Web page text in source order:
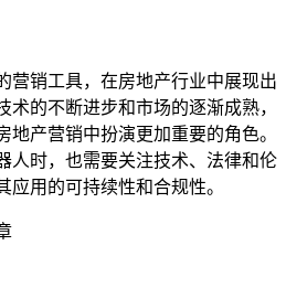
营销工具，在房地产行业中展现出
术的不断进步和市场的逐渐成熟，
地产营销中扮演更加重要的角色。
人时，也需要关注技术、法律和伦
用的可持续性和合规性。